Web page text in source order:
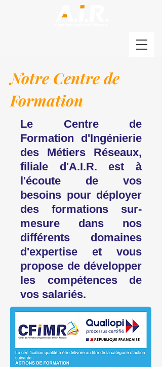
Notre Centre de
Formation
Le Centre de
Formation d'Ingénierie
des Métiers Réseaux,
filiale d'A.I.R. est à
l'écoute de vos
besoins pour déployer
des formations sur-
mesure dans nos
différents domaines
d'expertise et vous
propose de développer
les compétences de
vos salariés.